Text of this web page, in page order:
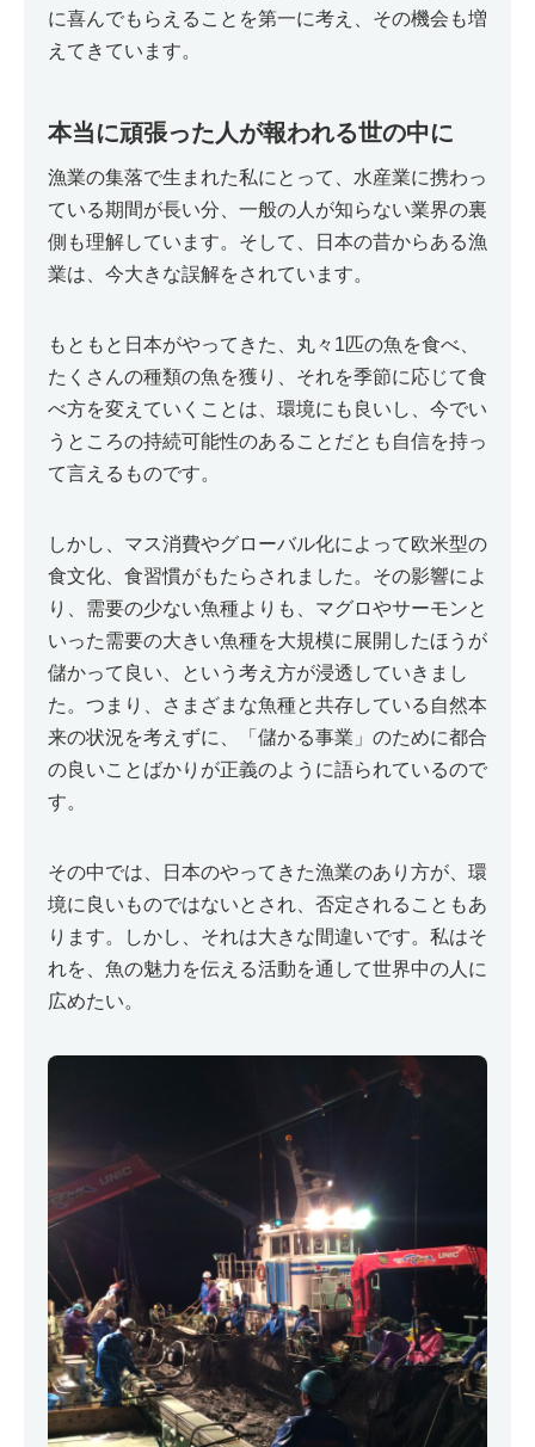
に喜んでもらえることを第一に考え、その機会も増
えてきています。
本当に頑張った人が報われる世の中に
漁業の集落で生まれた私にとって、水産業に携わっ
ている期間が長い分、一般の人が知らない業界の裏
側も理解しています。そして、日本の昔からある漁
業は、今大きな誤解をされています。
もともと日本がやってきた、丸々1匹の魚を食べ、
たくさんの種類の魚を獲り、それを季節に応じて食
べ方を変えていくことは、環境にも良いし、今でい
うところの持続可能性のあることだとも自信を持っ
て言えるものです。
しかし、マス消費やグローバル化によって欧米型の
食文化、食習慣がもたらされました。その影響によ
り、需要の少ない魚種よりも、マグロやサーモンと
いった需要の大きい魚種を大規模に展開したほうが
儲かって良い、という考え方が浸透していきまし
た。つまり、さまざまな魚種と共存している自然本
来の状況を考えずに、「儲かる事業」のために都合
の良いことばかりが正義のように語られているので
す。
その中では、日本のやってきた漁業のあり方が、環
境に良いものではないとされ、否定されることもあ
ります。しかし、それは大きな間違いです。私はそ
れを、魚の魅力を伝える活動を通して世界中の人に
広めたい。